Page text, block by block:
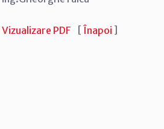
Vizualizare PDF [ Înapoi ]